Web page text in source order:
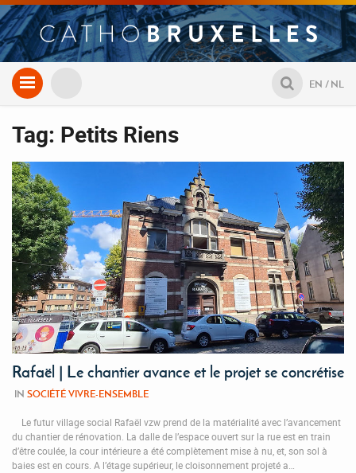
Aller
au
NL
EN
Tag: Petits Riens
Rafaël | Le chantier avance et le projet se concrétise
IN SOCIÉTÉ VIVRE-ENSEMBLE
Le futur village social Rafaël vzw prend de la matérialité avec l’avancement
du chantier de rénovation. La dalle de l’espace ouvert sur la rue est en train
d’être coulée, la cour intérieure a été complètement mise à nu, et, son sol à
baies est en cours. A l’étage supérieur, le cloisonnement projeté a…